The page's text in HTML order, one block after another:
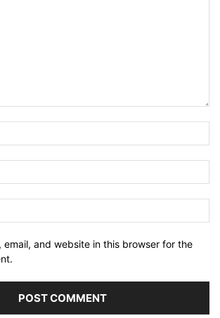
email, and website in this browser for the